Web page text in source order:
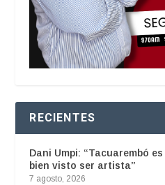
RECIENTES
Dani Umpi: “Tacuarembó
bien visto ser artista”
7 agosto, 2026